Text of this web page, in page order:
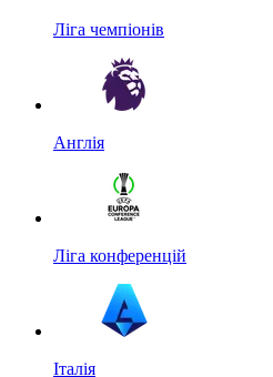
Ліга чемпіонів
Англія
Ліга конференцій
Італія